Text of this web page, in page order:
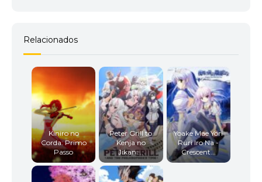
Relacionados
Kiniro no
Corda: Primo
Passo
Peter Grill to
Kenja no
Jikan:...
Yoake Mae Yori
Ruri Iro Na -
Crescent...